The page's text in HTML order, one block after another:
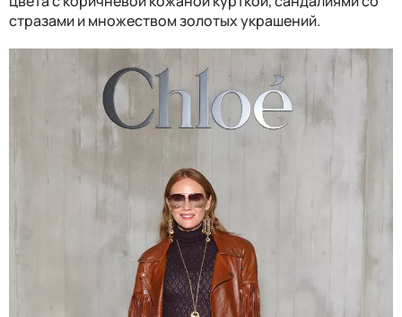
стразами и множеством золотых украшений.